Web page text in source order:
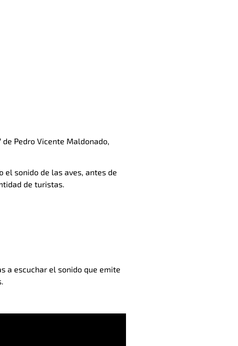
de Pedro Vicente Maldonado,
el sonido de las aves, antes de
de turistas.
a escuchar el sonido que emite